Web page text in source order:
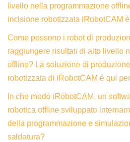
livello nella programmazione
incisione robotizzata iRobotCAM
Come possono i robot di
raggiungere risultati di alto livello
offline? La soluzione di
robotizzata di iRobotCAM è qui
In che modo iRobotCAM, un
robotica offline sviluppato
della programmazione e
saldatura?